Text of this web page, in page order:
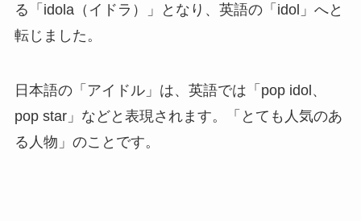
る「idola（イドラ）」となり、英語の「idol」へと
転じました。
日本語の「アイドル」は、英語では「pop idol、
pop star」などと表現されます。「とても人気のあ
る人物」のことです。